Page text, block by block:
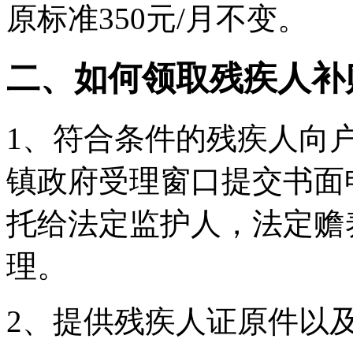
原标准350元/月不变。
二、如何领取残疾人补
1、符合条件的残疾人向
镇政府受理窗口提交书
托给法定监护人，法定
理。
2、提供残疾人证原件以